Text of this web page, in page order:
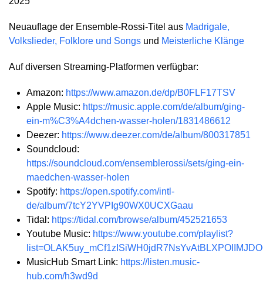
Neuauflage der Ensemble-Rossi-Titel aus Madrigale,
Volkslieder, Folklore und Songs und Meisterliche Klänge
Auf diversen Streaming-Platformen verfügbar:
Amazon: https://www.amazon.de/dp/B0FLF17TSV
Apple Music: https://music.apple.com/de/album/ging-
ein-m%C3%A4dchen-wasser-holen/1831486612
Deezer: https://www.deezer.com/de/album/800317851
Soundcloud:
https://soundcloud.com/ensemblerossi/sets/ging-ein-
maedchen-wasser-holen
Spotify: https://open.spotify.com/intl-
de/album/7tcY2YVPIg90WX0UCXGaau
Tidal: https://tidal.com/browse/album/452521653
Youtube Music: https://www.youtube.com/playlist?
MusicHub Smart Link: https://listen.music-
hub.com/h3wd9d